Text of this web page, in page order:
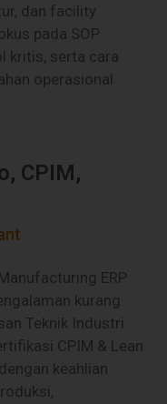
dan facility
pada SOP
kritis, serta cara
operasional
CPIM,
ERP
kurang
Teknik Industri
CPIM & Lean
keahlian